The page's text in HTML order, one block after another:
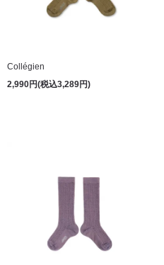
Collégien
2,990円(税込3,289円)